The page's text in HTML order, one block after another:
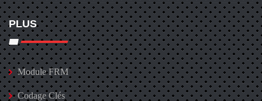
PLUS
Module FRM
Codage Clés